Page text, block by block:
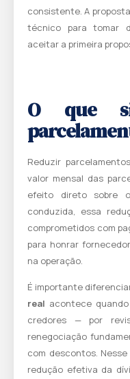
consistente. A
técnico para tomar
aceitar a primeira
O que
Reduzir
valor mensal das
efeito direto sobre
conduzida, essa
comprometidos com
para honrar
na operação.
É importante
real acontece
credores — por
renegociação
com descontos.
redução efetiva da